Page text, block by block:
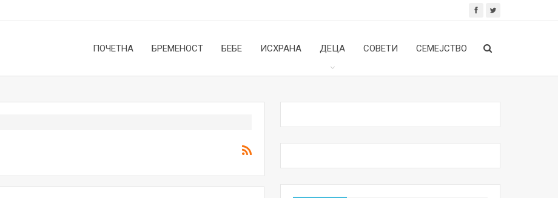
ПОЧЕТНА БРЕМЕНОСТ БЕБЕ ИСХРАНА ДЕЦА СОВЕТИ СЕМЕЈСТВО